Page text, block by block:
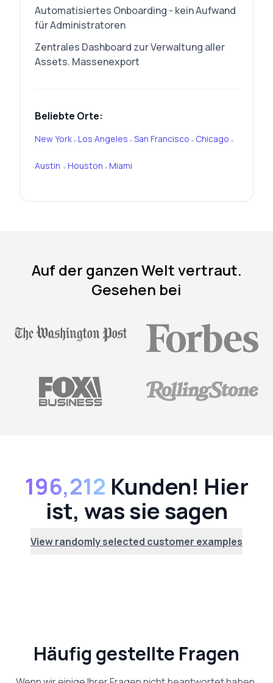
Automatisiertes Onboarding - kein Aufwand
für Administratoren
Zentrales Dashboard zur Verwaltung aller
Assets. Massenexport
Beliebte Orte:
New York•Los Angeles •San Francisco • Chicago •
Austin •Houston •Miami
Auf der ganzen Welt vertraut.
Gesehen bei
196,212 Kunden! Hier
ist, was sie sagen
View randomly selected customer examples
Häufig gestellte Fragen